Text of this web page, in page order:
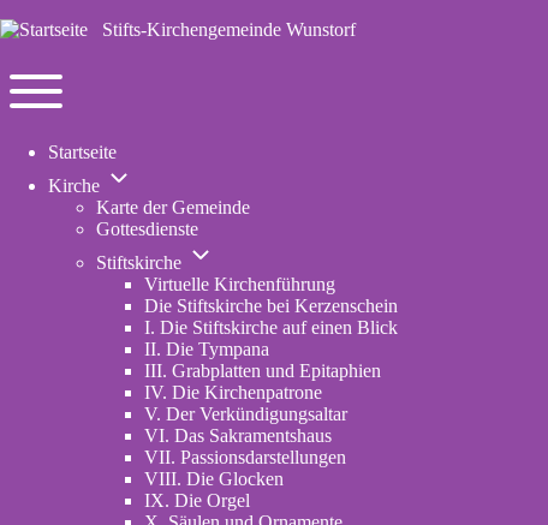
Stifts-Kirchengemeinde Wunstorf
Navigation
main
Startseite
Kirche
Unternavigation
Kirche
Karte der Gemeinde
Gottesdienste
Stiftskirche
Unternavigation
Stiftskirche
Virtuelle Kirchenführung
Die Stiftskirche bei Kerzenschein
I. Die Stiftskirche auf einen Blick
II. Die Tympana
III. Grabplatten und Epitaphien
IV. Die Kirchenpatrone
V. Der Verkündigungsaltar
VI. Das Sakramentshaus
VII. Passionsdarstellungen
VIII. Die Glocken
IX. Die Orgel